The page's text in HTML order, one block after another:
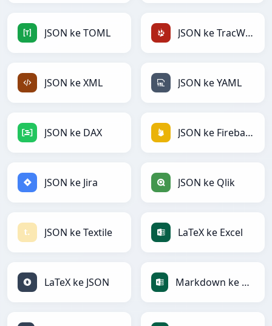
JSON ke TOML JSON ke TracWiki
JSON ke XML JSON ke YAML
JSON ke DAX JSON ke Firebase
JSON ke Jira JSON ke Qlik
JSON ke Textile LaTeX ke Excel
LaTeX ke JSON Markdown ke Excel